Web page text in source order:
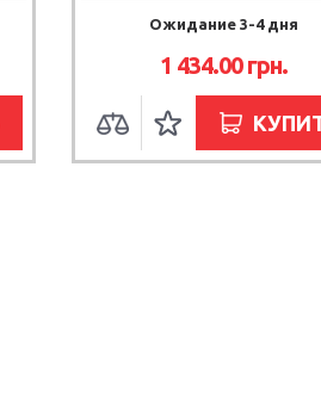
Ожидание 3-4 дня
1 434.00 грн.